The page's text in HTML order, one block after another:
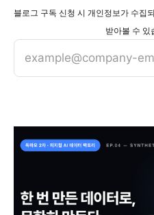
블로그 구독 신청 시 개인정보가 수집
받아볼 수 있
example@company-